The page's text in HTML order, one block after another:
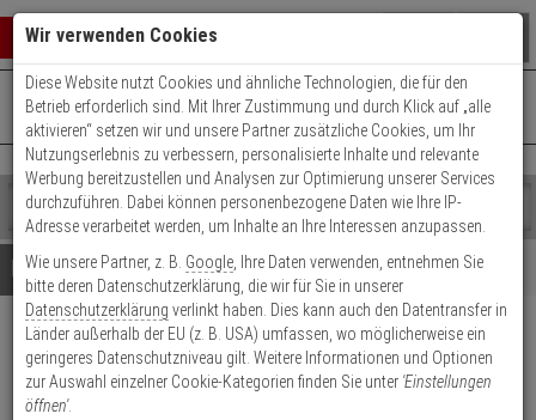
Warenkorb schließen
0 ARTIKEL IM WARENKORB
Ihr Warenkorb ist momentan leer.
Ergebnisse ()
Fertig
Shop
durchsuchen
Bitte
geben
Sie
mindestens
Zeichen
ein,
um
Es
wurde
noch
Kategorien
Suche
gestartet
+49 (0)821 899 493-0Mo. - Do.: 8:00 - 16:30 | Fr.: 8:00 - 14:00 Uhr
Kontaktservice nutzen
Details Beratung
Satel MPD-310 Funk-PIR-
Bewegungsmelder
Wir verwenden Cookies
Diese Website nutzt Cookies und ähnliche Technologien, die für den
Betrieb erforderlich sind. Mit Ihrer Zustimmung und durch Klick auf „alle
aktivieren“ setzen wir und unsere Partner zusätzliche Cookies, um Ihr
Nutzungserlebnis zu verbessern, personalisierte Inhalte und relevante
Werbung bereitzustellen und Analysen zur Optimierung unserer Services
durchzuführen. Dabei können personenbezogene Daten wie Ihre IP-
Adresse verarbeitet werden, um Inhalte an Ihre Interessen anzupassen.
Wie unsere Partner, z. B. Google , Ihre Daten verwenden, entnehmen Sie
bitte deren Datenschutzerklärung, die wir für Sie in unserer
Datenschutzerklärung verlinkt haben. Dies kann auch den Datentransfer in
Länder außerhalb der EU (z. B. USA) umfassen, wo möglicherweise ein
geringeres Datenschutzniveau gilt. Weitere Informationen und Optionen
zur Auswahl einzelner Cookie-Kategorien finden Sie unter 'Einstellungen
öffnen'.